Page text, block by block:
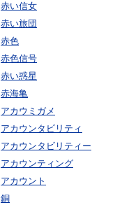
赤い信女
赤い旅団
赤色
赤色信号
赤い惑星
赤海亀
アカウミガメ
アカウンタビリティ
アカウンタビリティー
アカウンティング
アカウント
銅